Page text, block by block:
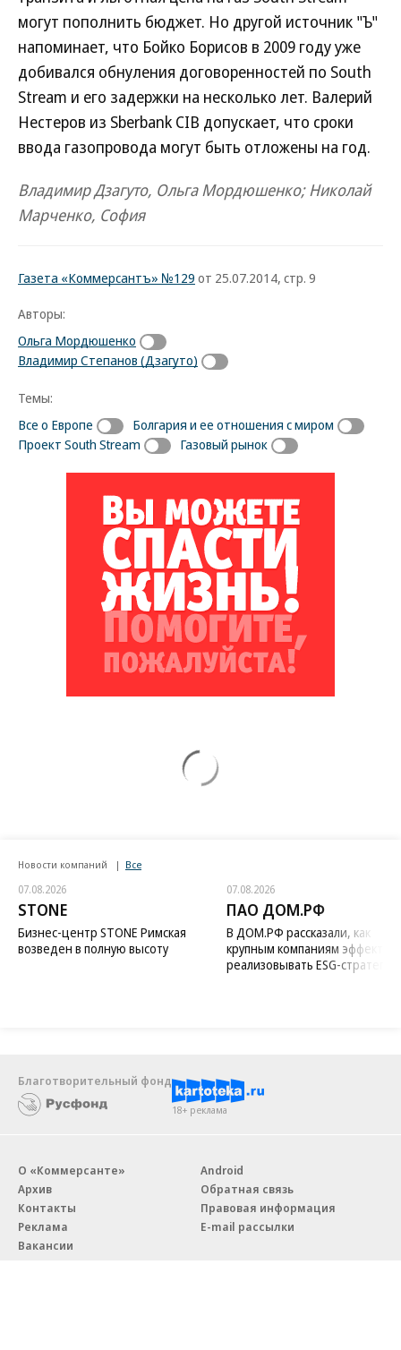
могут пополнить бюджет. Но другой источник "Ъ"
напоминает, что Бойко Борисов в 2009 году уже
добивался обнуления договоренностей по South
Stream и его задержки на несколько лет. Валерий
Нестеров из Sberbank CIB допускает, что сроки
ввода газопровода могут быть отложены на год.
Владимир Дзагуто, Ольга Мордюшенко; Николай
Марченко, София
Газета «Коммерсантъ» №129 от 25.07.2014, стр. 9
Авторы:
Ольга Мордюшенко
Владимир Степанов (Дзагуто)
Темы:
Все о Европе
Болгария и ее отношения с миром
Проект South Stream
Газовый рынок
Новости компаний Все
07.08.2026
STONE
Бизнес-центр STONE Римская
возведен в полную высоту
07.08.2026
ПАО ДОМ.РФ
В ДОМ.РФ рассказали, как
крупным компаниям
реализовывать ESG-стратегию
Благотворительный фонд
18+ реклама
О «Коммерсанте»
Архив
Контакты
Реклама
Вакансии
Android
Обратная связь
Правовая информация
E-mail рассылки